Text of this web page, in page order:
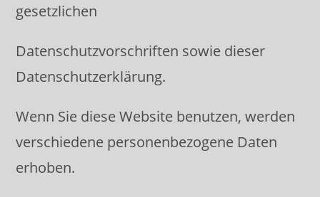
gesetzlichen
Datenschutzvorschriften sowie dieser
Datenschutzerklärung.
Wenn Sie diese Website benutzen, werden
verschiedene personenbezogene Daten
erhoben.